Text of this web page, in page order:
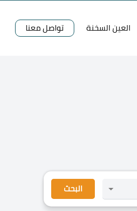
العين السخنة تواصل معنا
البحث